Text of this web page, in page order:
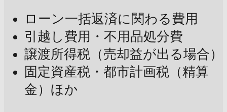
ローン一括返済に関わる費用
引越し費用・不用品処分費
譲渡所得税（売却益が出る場合）
固定資産税・都市計画税（精算
金）ほか